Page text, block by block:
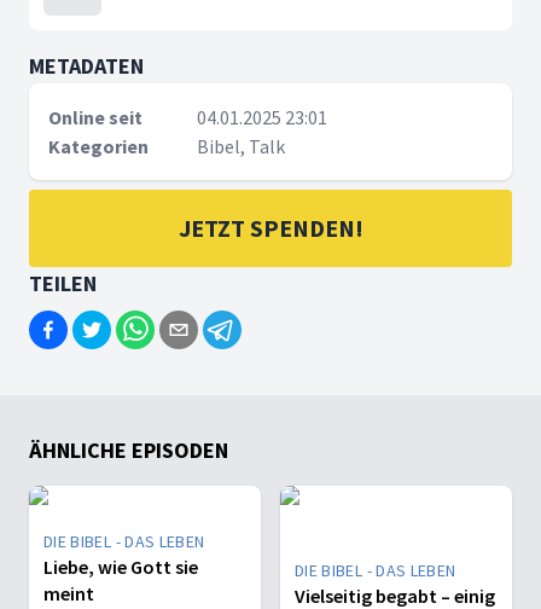
METADATEN
Online seit
04.01.2025 23:01
Kategorien
Bibel, Talk
JETZT SPENDEN!
TEILEN
ÄHNLICHE EPISODEN
DIE BIBEL - DAS LEBEN
Liebe, wie Gott sie
meint
DIE BIBEL - DAS LEBEN
Vielseitig begabt – einig